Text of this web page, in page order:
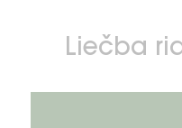
Liečba